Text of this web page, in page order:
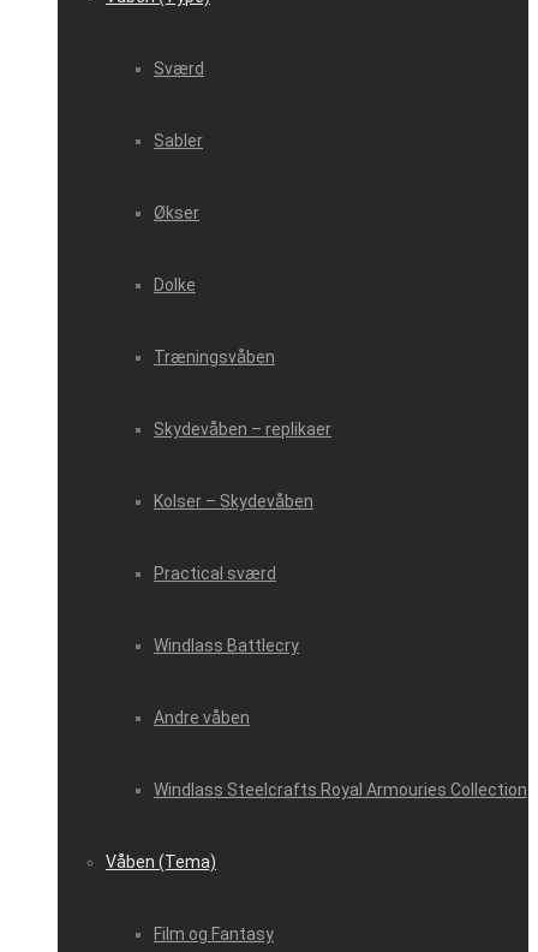
Sværd
Sabler
Økser
Dolke
Træningsvåben
Skydevåben – replikaer
Kolser – Skydevåben
Practical sværd
Windlass Battlecry
Andre våben
Windlass Steelcrafts Royal Armouries Collection
Våben (Tema)
Film og Fantasy